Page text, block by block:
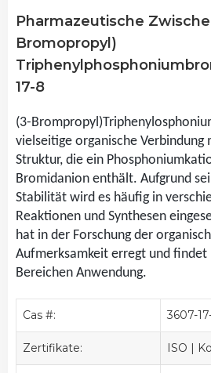
Pharmazeutische
Bromopropyl)
17-8
(3-
vielseitige organische Verbindung
Struktur, die ein
Bromidanion enthält. Aufgrund
Stabilität wird es häufig in
Reaktionen und Synthesen
hat in der Forschung der
Aufmerksamkeit erregt und findet
Bereichen Anwendung.
Cas #: 3607-
Zertifikate: ISO |